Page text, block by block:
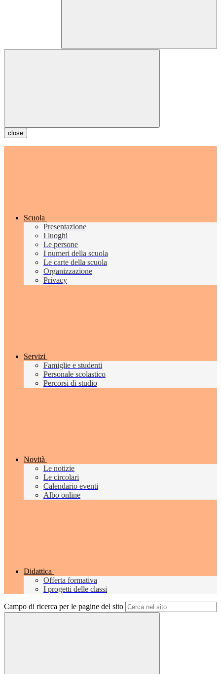
close
Scuola
Presentazione
I luoghi
Le persone
I numeri della scuola
Le carte della scuola
Organizzazione
Privacy
Servizi
Famiglie e studenti
Personale scolastico
Percorsi di studio
Novità
Le notizie
Le circolari
Calendario eventi
Albo online
Didattica
Offerta formativa
I progetti delle classi
Campo di ricerca per le pagine del sito